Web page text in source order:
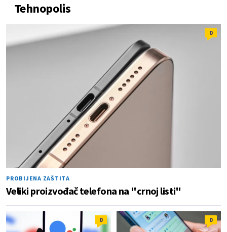
Tehnopolis
0
PROBIJENA ZAŠTITA
Veliki proizvođač telefona na "crnoj listi"
0 0